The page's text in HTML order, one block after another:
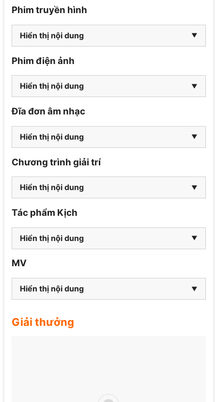
Phim truyền hình
Hiển thị nội dung
Phim điện ảnh
Hiển thị nội dung
Đĩa đơn âm nhạc
Hiển thị nội dung
Chương trình giải trí
Hiển thị nội dung
Tác phẩm Kịch
Hiển thị nội dung
MV
Hiển thị nội dung
Giải thưởng